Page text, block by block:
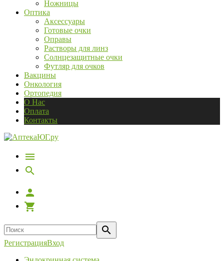
Ножницы
Оптика
Аксессуары
Готовые очки
Оправы
Растворы для линз
Солнцезащитные очки
Футляр для очков
Вакцины
Онкология
Ортопедия
О Нас
Оплата
Контакты
РегистрацияВход